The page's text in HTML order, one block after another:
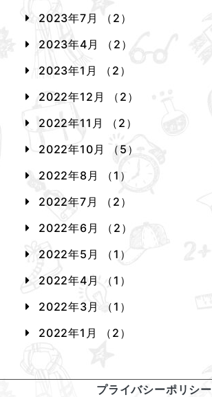
2023年7月 （2）
2023年4月 （2）
2023年1月 （2）
2022年12月 （2）
2022年11月 （2）
2022年10月 （5）
2022年8月 （1）
2022年7月 （2）
2022年6月 （2）
2022年5月 （1）
2022年4月 （1）
2022年3月 （1）
2022年1月 （2）
プライバシーポリシー